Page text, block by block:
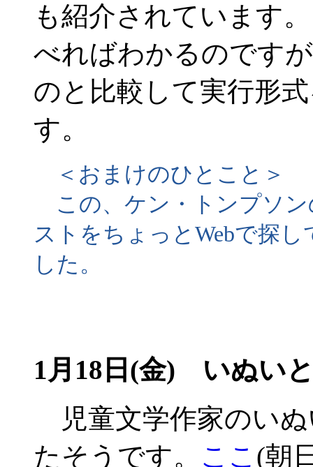
も紹介されています
べればわかるのです
のと比較して実行形
す。
＜おまけのひとこと＞
この、ケン・トンプソン
ストをちょっとWebで探
した。
1月18日(金) いぬい
児童文学作家のい
たそうです。 ここ (朝